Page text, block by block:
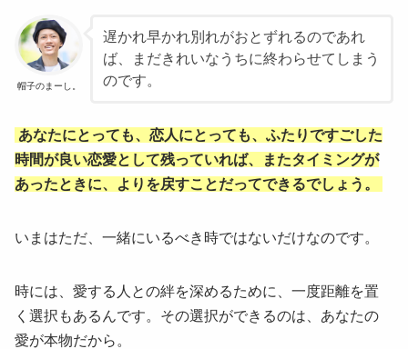
帽子のまーし。
遅かれ早かれ別れがおとずれるのであれ
ば、まだきれいなうちに終わらせてしまう
のです。
あなたにとっても、恋人にとっても、ふたりですごした
時間が良い恋愛として残っていれば、またタイミングが
あったときに、よりを戻すことだってできるでしょう。
いまはただ、一緒にいるべき時ではないだけなのです。
時には、愛する人との絆を深めるために、一度距離を置
く選択もあるんです。その選択ができるのは、あなたの
愛が本物だから。